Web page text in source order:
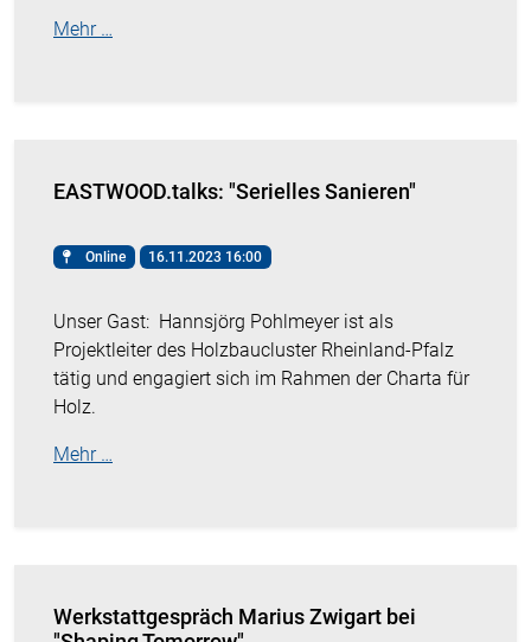
Mehr …
EASTWOOD.talks: "Serielles Sanieren"
Online 16.11.2023 16:00
Unser Gast: Hannsjörg Pohlmeyer ist als
Projektleiter des Holzbaucluster Rheinland-Pfalz
tätig und engagiert sich im Rahmen der Charta für
Holz.
Mehr …
Werkstattgespräch Marius Zwigart bei